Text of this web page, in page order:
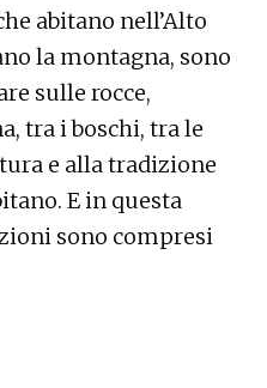
abitano nell’Alto
la montagna, sono
sulle rocce,
tra i boschi, tra le
e alla tradizione
E in questa
sono compresi